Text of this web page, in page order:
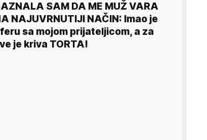
SAM DA ME MUŽ VARA
NAJUVRNUTIJI NAČIN: Imao je
sa mojom prijateljicom, a za
je kriva TORTA!